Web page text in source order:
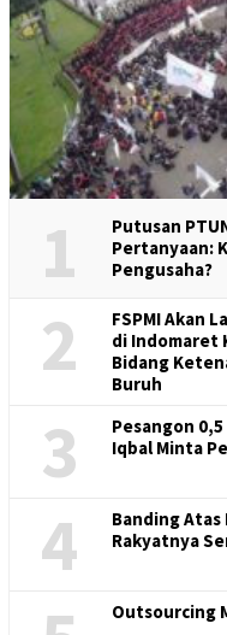
1
Putusan
Pertanyaan:
Pengusaha?
2
FSPMI Akan
di Indomaret
Bidang
Buruh
3
Pesangon
Iqbal Minta
4
Banding Atas
Rakyatnya
Outsourcing